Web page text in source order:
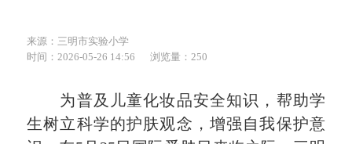
来源：三明市实验小学
时间：2026-05-26 14:56
浏览量：250
为普及儿童化妆品安全知识，帮助学
生树立科学的护肤观念，增强自我保护意